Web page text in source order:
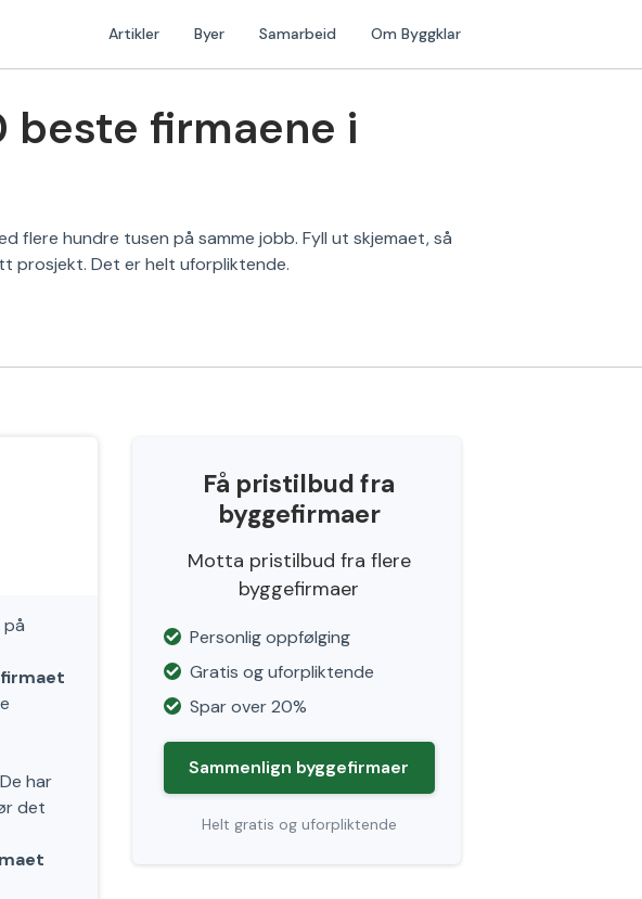
Artikler Byer Samarbeid Om Byggklar
beste firmaene i
flere hundre tusen på samme jobb. Fyll ut skjemaet, så
prosjekt. Det er helt uforpliktende.
på
har
det
Få pristilbud fra
byggefirmaer
Motta pristilbud fra flere
byggefirmaer
Personlig oppfølging
Gratis og uforpliktende
Spar over 20%
Sammenlign byggefirmaer
Helt gratis og uforpliktende